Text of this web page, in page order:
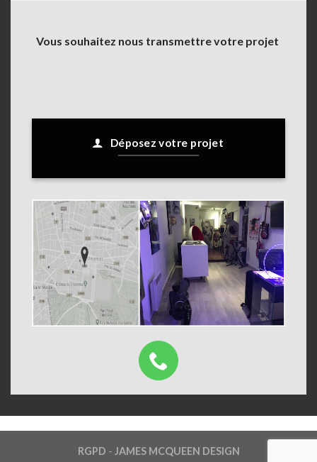
Vous souhaitez nous transmettre votre projet
Déposez votre projet
RGPD - JAMES MCQUEEN DESIGN